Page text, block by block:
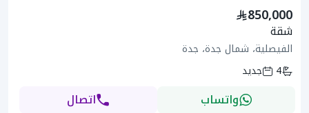
850,000
شقة
الفيصلية، شمال جدة، جدة
4
جديد
واتساب اتصال